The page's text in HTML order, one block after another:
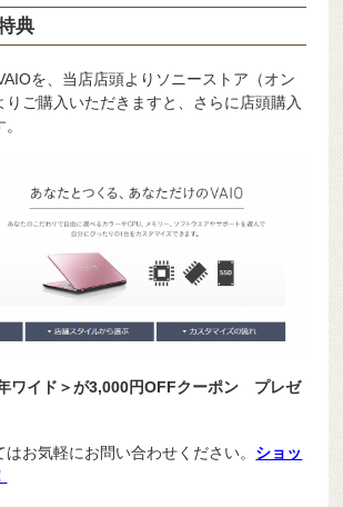
典
を、当店店頭よりソニーストア（オン
りご購入いただきますと、さらに店頭購入
ワイド＞が3,000円OFFクーポン プレゼ
お気軽にお問い合わせください。 ショッ